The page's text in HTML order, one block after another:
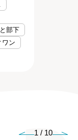
部下
ワン
1 / 10